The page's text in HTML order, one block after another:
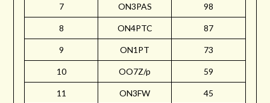
7 ON3PAS 98
8 ON4PTC 87
9 ON1PT 73
10 OO7Z/p 59
11 ON3FW 45